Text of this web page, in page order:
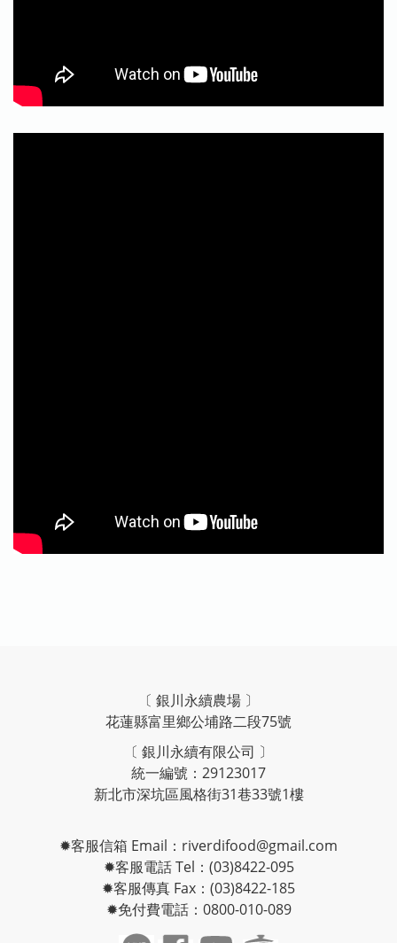
〔 銀川永續農場 〕
花蓮縣富里鄉公埔路二段75號
〔 銀川永續有限公司 〕
統一編號：29123017
新北市深坑區風格街31巷33號1樓
✹客服信箱 Email：riverdifood@gmail.com
✹客服電話 Tel：(03)8422-095
✹客服傳真 Fax：(03)8422-185
✹免付費電話：0800-010-089